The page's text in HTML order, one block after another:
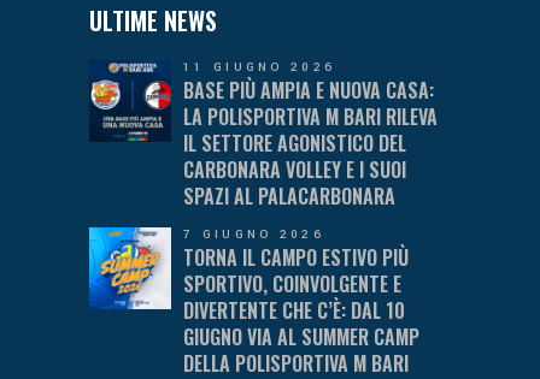
ULTIME NEWS
11 GIUGNO 2026
BASE PIÙ AMPIA E NUOVA CASA:
LA POLISPORTIVA M BARI RILEVA
IL SETTORE AGONISTICO DEL
CARBONARA VOLLEY E I SUOI
SPAZI AL PALACARBONARA
7 GIUGNO 2026
TORNA IL CAMPO ESTIVO PIÙ
SPORTIVO, COINVOLGENTE E
DIVERTENTE CHE C’È: DAL 10
GIUGNO VIA AL SUMMER CAMP
DELLA POLISPORTIVA M BARI